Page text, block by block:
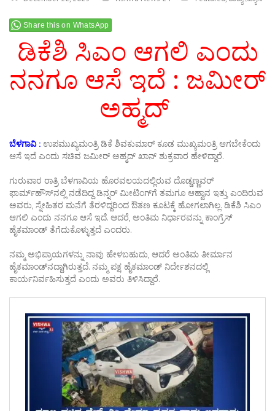
Share this on WhatsApp
ಡಿಕೆಶಿ ಸಿಎಂ ಆಗಲಿ ಎಂದು
ನನಗೂ ಆಸೆ ಇದೆ : ಜಮೀರ್
ಅಹ್ಮದ್
ಬೆಳಗಾವಿ : ಉಪಮುಖ್ಯಮಂತ್ರಿ ಡಿಕೆ ಶಿವಕುಮಾರ್ ಕೂಡ ಮುಖ್ಯಮಂತ್ರಿ ಆಗಬೇಕೆಂದು
ಆಸೆ ಇದೆ ಎಂದು ಸಚಿವ ಜಮೀರ್ ಅಹ್ಮದ್ ಖಾನ್ ಶುಕ್ರವಾರ ಹೇಳಿದ್ದಾರೆ.
ಗುರುವಾರ ರಾತ್ರಿ ಬೆಳಗಾವಿಯ ಹೊರವಲಯದಲ್ಲಿರುವ ದೊಡ್ಡಣ್ಣವರ್
ಫಾರ್ಮ್‌ಹೌಸ್‌ನಲ್ಲಿ ನಡೆದಿದ್ದ ಡಿನ್ನರ್ ಮೀಟಿಂಗ್​ಗೆ ತಮಗೂ ಆಹ್ವಾನ ಇತ್ತು ಎಂದಿರುವ
ಅವರು, ಸ್ನೇಹಿತರ ಮನೆಗೆ ತೆರಳಿದ್ದರಿಂದ ಔತಣ ಕೂಟಕ್ಕೆ ಹೋಗಲಾಗಿಲ್ಲ. ಡಿಕೆಶಿ ಸಿಎಂ
ಆಗಲಿ ಎಂದು ನನಗೂ ಆಸೆ ಇದೆ. ಆದರೆ, ಅಂತಿಮ ನಿರ್ಧಾರವನ್ನು ಕಾಂಗ್ರೆಸ್
ಹೈಕಮಾಂಡ್ ತೆಗೆದುಕೊಳ್ಳುತ್ತದೆ ಎಂದರು.
ನಮ್ಮ ಅಭಿಪ್ರಾಯಗಳನ್ನು ನಾವು ಹೇಳಬಹುದು, ಆದರೆ ಅಂತಿಮ ತೀರ್ಮಾನ
ಹೈಕಮಾಂಡ್‌ನದ್ದಾಗಿರುತ್ತದೆ. ನಮ್ಮ ಪಕ್ಷ ಹೈಕಮಾಂಡ್ ನಿರ್ದೇಶನದಲ್ಲಿ
ಕಾರ್ಯನಿರ್ವಹಿಸುತ್ತದೆ ಎಂದು ಅವರು ತಿಳಿಸಿದ್ದಾರೆ.